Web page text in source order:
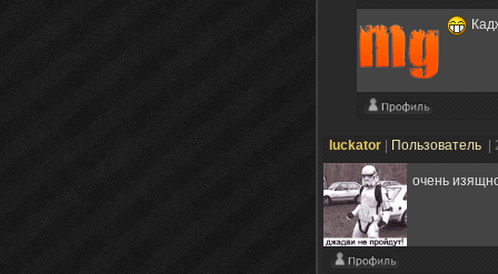
luckator Пользователь
очень